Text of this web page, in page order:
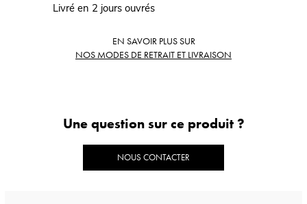
Livré en 2 jours ouvrés
EN SAVOIR PLUS SUR
NOS MODES DE RETRAIT ET LIVRAISON
Une question sur ce produit ?
NOUS CONTACTER